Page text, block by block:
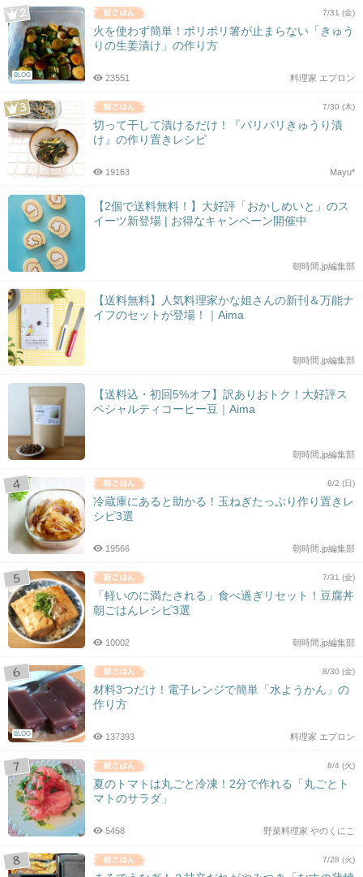
BLOG
7/31 (金)
火を使わず簡単！ポリポリ箸が止まらない「きゅう
りの生姜漬け」の作り方
料理家 エプロン
23551
7/30 (木)
切って干して漬けるだけ！『パリパリきゅうり漬
け』の作り置きレシピ
Mayu*
19163
【2個で送料無料！】大好評「おかしめいと」のス
イーツ新登場 | お得なキャンペーン開催中
朝時間.jp編集部
【送料無料】人気料理家かな姐さんの新刊＆万能ナ
イフのセットが登場！｜Aima
朝時間.jp編集部
【送料込・初回5%オフ】訳ありおトク！大好評ス
ペシャルティコーヒー豆｜Aima
朝時間.jp編集部
8/2 (日)
冷蔵庫にあると助かる！玉ねぎたっぷり作り置きレ
シピ3選
朝時間.jp編集部
19566
7/31 (金)
「軽いのに満たされる」食べ過ぎリセット！豆腐丼
朝ごはんレシピ3選
朝時間.jp編集部
10002
BLOG
8/30 (金)
材料3つだけ！電子レンジで簡単「水ようかん」の
作り方
料理家 エプロン
137393
8/4 (火)
夏のトマトは丸ごと冷凍！2分で作れる「丸ごとト
マトのサラダ」
野菜料理家 やのくにこ
5458
7/28 (火)